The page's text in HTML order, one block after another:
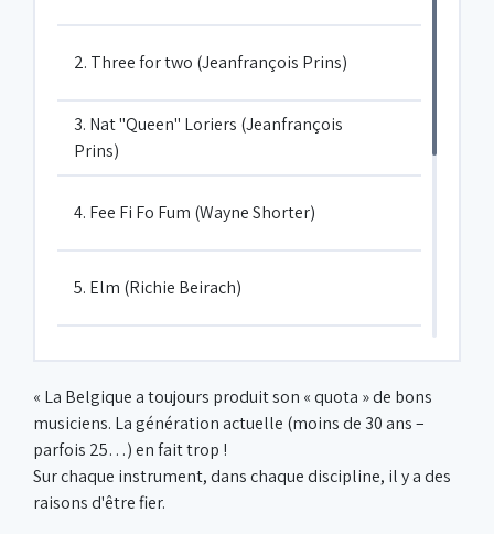
2. Three for two (Jeanfrançois Prins)
3. Nat "Queen" Loriers (Jeanfrançois
Prins)
4. Fee Fi Fo Fum (Wayne Shorter)
5. Elm (Richie Beirach)
6. Think of one (Thelonious Monk)
7. Nefertiti / Off minor (Wayne
Shorter/Thelonious Monk)
8. Cat's eyes (Jeanfrançois Prins)
« La Belgique a toujours produit son « quota » de bons
musiciens. La génération actuelle (moins de 30 ans –
parfois 25…) en fait trop !
Sur chaque instrument, dans chaque discipline, il y a des
raisons d'être fier.